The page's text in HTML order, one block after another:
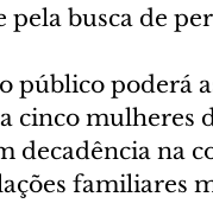
busca de
o público poderá
cinco mulheres
decadência na
familiares